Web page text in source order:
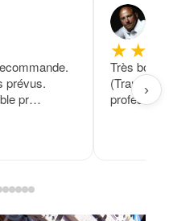
prévus.
pr…
Très bon
›